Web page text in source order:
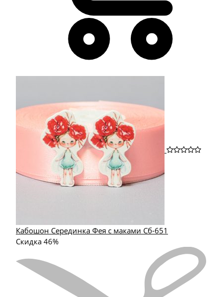
Кабошон Серединка Фея с маками Сб-651
Скидка 46%